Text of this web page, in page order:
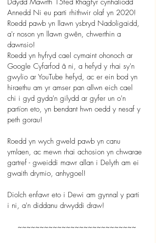
Ddydd Mawrth 15fed Rhagfyr cynhaliodd
Annedd Ni eu parti rhithwir olaf yn 2020!
Roedd pawb yn llawn ysbryd Nadoligaidd,
a'r noson yn llawn gwên, chwerthin a
dawnsio!
Roedd yn hyfryd cael cymaint ohonoch ar
Google Cyfarfod â ni, a hefyd y rhai sy'n
gwylio ar YouTube hefyd, ac er ein bod yn
hiraethu am yr amser pan allwn eich cael
chi i gyd gyda'n gilydd ar gyfer un o'n
partïon eto, yn bendant hwn oedd y nesaf y
peth gorau!
Roedd yn wych gweld pawb yn canu
ymlaen, ac mewn rhai achosion yn chwarae
gartref - gweiddi mawr allan i Delyth am ei
gwaith drymio, anhygoel!
Diolch enfawr eto i Dewi am gynnal y parti
i ni, a'n diddanu drwyddi draw!
~~~~~~~~~~~~~~~~~~~~~~~~~~~